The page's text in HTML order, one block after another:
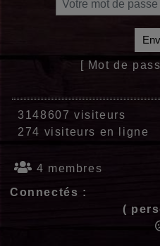
[ Mot de
3148607 visiteurs
274 visiteurs en ligne
4 membres
Connectés :
(